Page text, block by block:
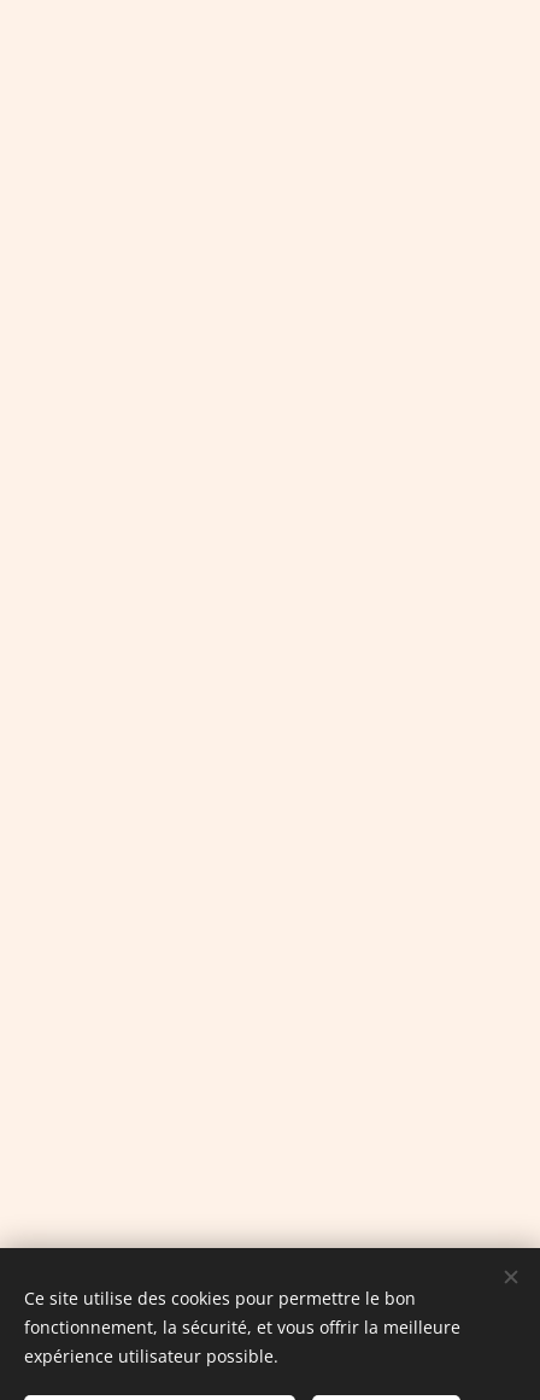
© 2022/23 COMPAGNIE LES IMPOSTEURS
Ce site utilise des cookies pour permettre le bon
fonctionnement, la sécurité, et vous offrir la meilleure
expérience utilisateur possible.